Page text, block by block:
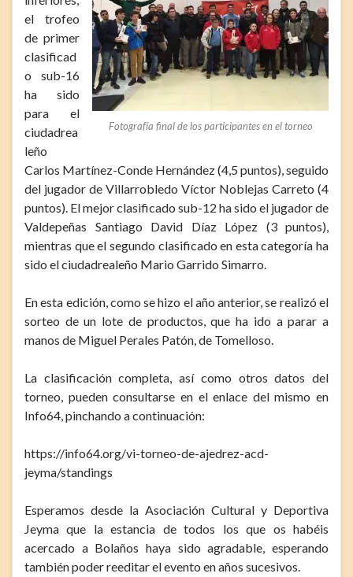
Fotografía final de los participantes en el torneo
el trofeo
de primer
clasificad
o sub-16
ha sido
para el
ciudadrea
leño
Carlos Martínez-Conde Hernández (4,5 puntos), seguido
del jugador de Villarrobledo Víctor Noblejas Carreto (4
puntos). El mejor clasificado sub-12 ha sido el jugador de
Valdepeñas Santiago David Díaz López (3 puntos),
mientras que el segundo clasificado en esta categoría ha
sido el ciudadrealeño Mario Garrido Simarro.
En esta edición, como se hizo el año anterior, se realizó el
sorteo de un lote de productos, que ha ido a parar a
manos de Miguel Perales Patón, de Tomelloso.
La clasificación completa, así como otros datos del
torneo, pueden consultarse en el enlace del mismo en
Info64, pinchando a continuación:
https://info64.org/vi-torneo-de-ajedrez-acd-
jeyma/standings
Esperamos desde la Asociación Cultural y Deportiva
Jeyma que la estancia de todos los que os habéis
acercado a Bolaños haya sido agradable, esperando
también poder reeditar el evento en años sucesivos.